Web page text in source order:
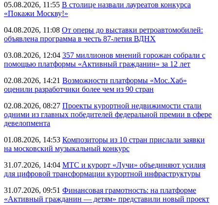
05.08.2026, 11:55 В столице назвали лауреатов конкурса
«Покажи Москву!»
04.08.2026, 11:08 От оперы до выставки ретроавтомобилей:
объявлена программа в честь 87-летия ВДНХ
03.08.2026, 12:04 357 миллионов мнений горожан собрали с
помощью платформы «Активный гражданин» за 12 лет
02.08.2026, 14:21 Возможности платформы «Мос.Хаб»
оценили разработчики более чем из 90 стран
02.08.2026, 08:27 Проекты курортной недвижимости стали
одними из главных победителей федеральной премии в сфере
девелопмента
01.08.2026, 14:53 Композиторы из 10 стран прислали заявки
на московский музыкальный конкурс
31.07.2026, 14:04 МТС и курорт «Лучи» объединяют усилия
для цифровой трансформации курортной инфраструктуры
31.07.2026, 09:51 Финансовая грамотность: на платформе
«Активный гражданин — детям» представили новый проект